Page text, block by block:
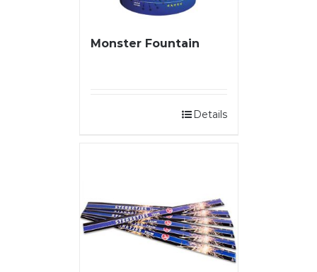
Monster Fountain
Details